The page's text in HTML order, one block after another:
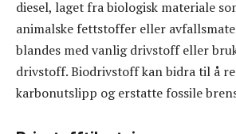
diesel, laget fra biologisk materiale
animalske fettstoffer eller
blandes med vanlig drivstoff eller
drivstoff. Biodrivstoff kan bidra til å
karbonutslipp og erstatte fossile